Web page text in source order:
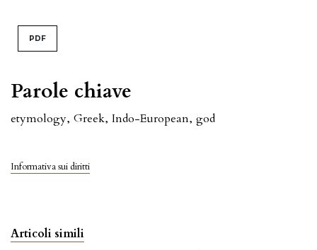
Parole chiave
etymology, Greek, Indo-European, god
Informativa sui diritti
PDF
Articoli simili